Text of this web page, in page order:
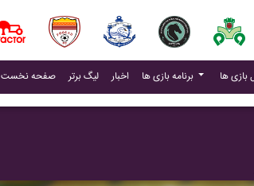
صفحه نخست لیگ برتر اخبار(current) برنامه بازی ها